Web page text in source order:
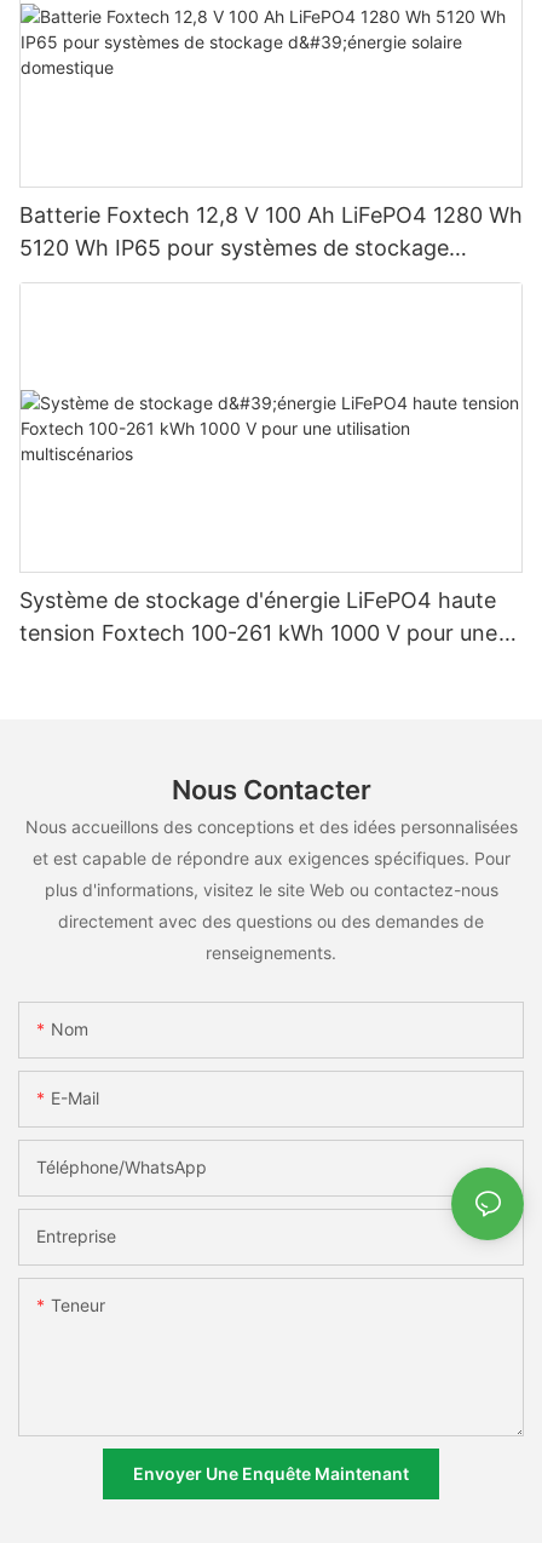
Batterie Foxtech 12,8 V 100 Ah LiFePO4 1280 Wh
5120 Wh IP65 pour systèmes de stockage
d'énergie solaire domestique
Système de stockage d'énergie LiFePO4 haute
tension Foxtech 100-261 kWh 1000 V pour une
Nous Contacter
Nous accueillons des conceptions et des idées personnalisées
et est capable de répondre aux exigences spécifiques. Pour
plus d'informations, visitez le site Web ou contactez-nous
directement avec des questions ou des demandes de
renseignements.
Nom
E-Mail
Téléphone/WhatsApp
Entreprise
Teneur
Envoyer Une Enquête Maintenant